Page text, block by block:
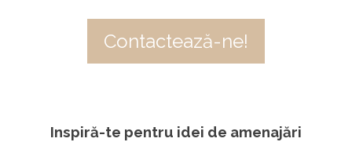
Contactează-ne!
Inspiră-te pentru idei de amenajări